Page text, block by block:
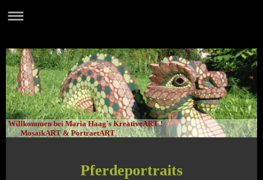
Willkommen bei Maria Haag`s KreativeART !
MosaikART & PortraetART
Pferdeportraits